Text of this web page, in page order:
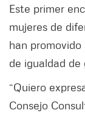
Este primer
mujeres de
han
de igualdad de
“Quiero
Consejo